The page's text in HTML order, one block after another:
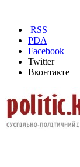
RSS
PDA
Facebook
Twitter
Вконтакте